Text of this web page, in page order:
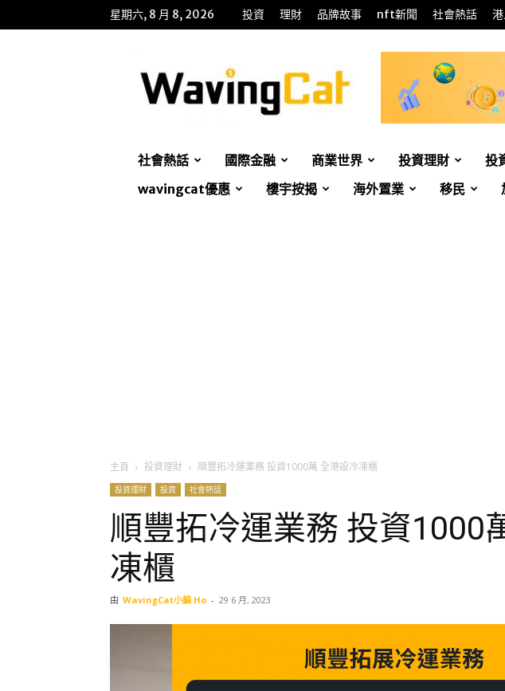
星期六, 8 月 8, 2026 投資 理財 品牌故事 nft新聞 社會熱話
招
財
貓
社會熱話 國際金融 商業世界 投資理財 投
wavingcat優惠
樓宇按揭 海外置業 移民
主頁 投資理財 順豐拓冷運業務 投資1000萬 全港設冷凍櫃
投資理財 投資 社會熱話
順豐拓冷運業務 投資1000
凍櫃
由 WavingCat小編 Ho - 29 6 月, 2023